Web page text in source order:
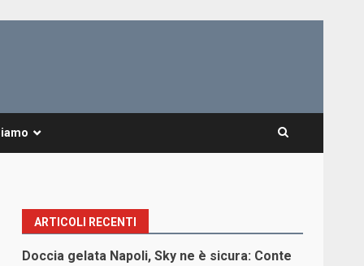
ARTICOLI RECENTI
Doccia gelata Napoli, Sky ne è sicura: Conte